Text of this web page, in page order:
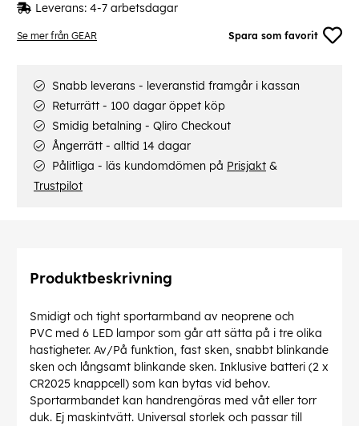
Se mer från GEAR Spara som favorit
Leverans: 4-7 arbetsdagar
Snabb leverans - leveranstid framgår i kassan
Returrätt - 100 dagar öppet köp
Smidig betalning - Qliro Checkout
Ångerrätt - alltid 14 dagar
Pålitliga - läs kundomdömen på Prisjakt &
Trustpilot
Produktbeskrivning
Smidigt och tight sportarmband av neoprene och
PVC med 6 LED lampor som går att sätta på i tre olika
hastigheter. Av/På funktion, fast sken, snabbt blinkande
sken och långsamt blinkande sken. Inklusive batteri (2 x
CR2025 knappcell) som kan bytas vid behov.
Sportarmbandet kan handrengöras med våt eller torr
duk. Ej maskintvätt. Universal storlek och passar till